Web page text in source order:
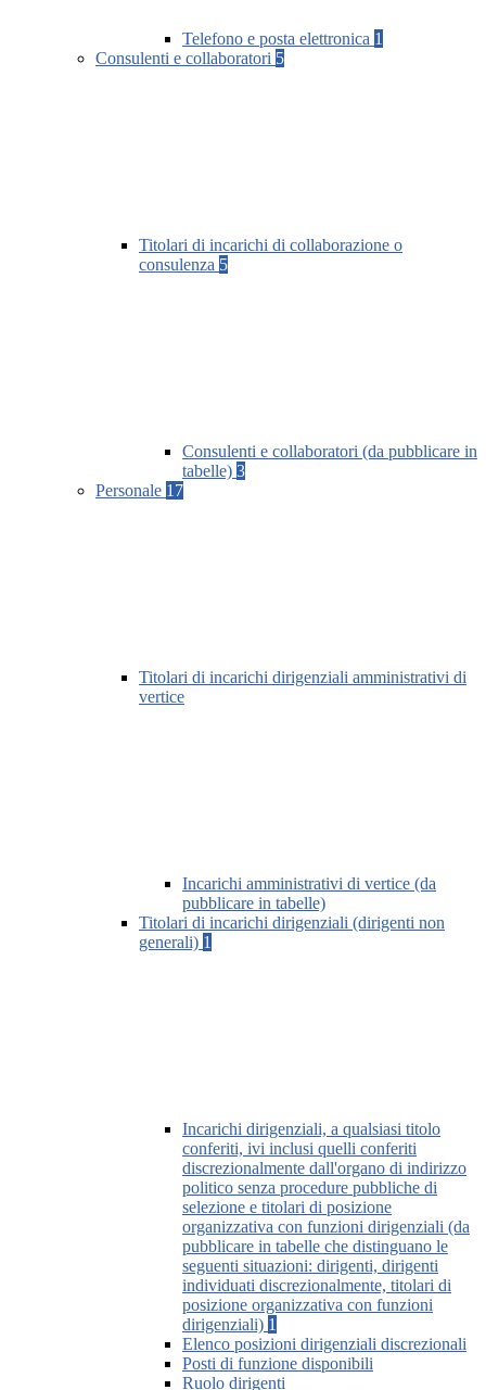
Telefono e posta elettronica 1
Consulenti e collaboratori 5
Titolari di incarichi di collaborazione o
consulenza 5
Consulenti e collaboratori (da pubblicare in
tabelle) 3
Personale 17
Titolari di incarichi dirigenziali amministrativi di
vertice
Incarichi amministrativi di vertice (da
pubblicare in tabelle)
Titolari di incarichi dirigenziali (dirigenti non
generali) 1
Incarichi dirigenziali, a qualsiasi titolo
conferiti, ivi inclusi quelli conferiti
discrezionalmente dall'organo di indirizzo
politico senza procedure pubbliche di
selezione e titolari di posizione
organizzativa con funzioni dirigenziali (da
pubblicare in tabelle che distinguano le
seguenti situazioni: dirigenti, dirigenti
individuati discrezionalmente, titolari di
posizione organizzativa con funzioni
dirigenziali) 1
Elenco posizioni dirigenziali discrezionali
Posti di funzione disponibili
Ruolo dirigenti